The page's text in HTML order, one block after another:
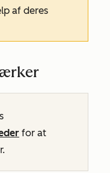
af deres
for at